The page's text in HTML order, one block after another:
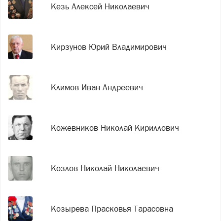
Кезь Алексей Николаевич
Кирзунов Юрий Владимирович
Климов Иван Андреевич
Кожевников Николай Кириллович
Козлов Николай Николаевич
Козырева Прасковья Тарасовна